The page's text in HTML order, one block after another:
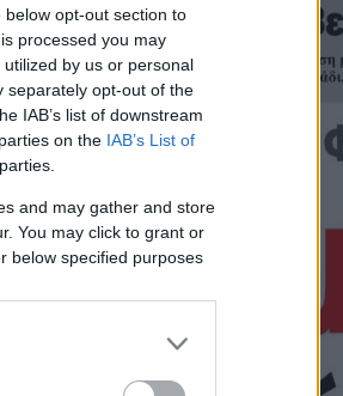
opt-out section to
processed you may
by us or personal
separately opt-out of the
IAB’s list of downstream
on the IAB’s List of
and may gather and store
You may click to grant or
below specified purposes